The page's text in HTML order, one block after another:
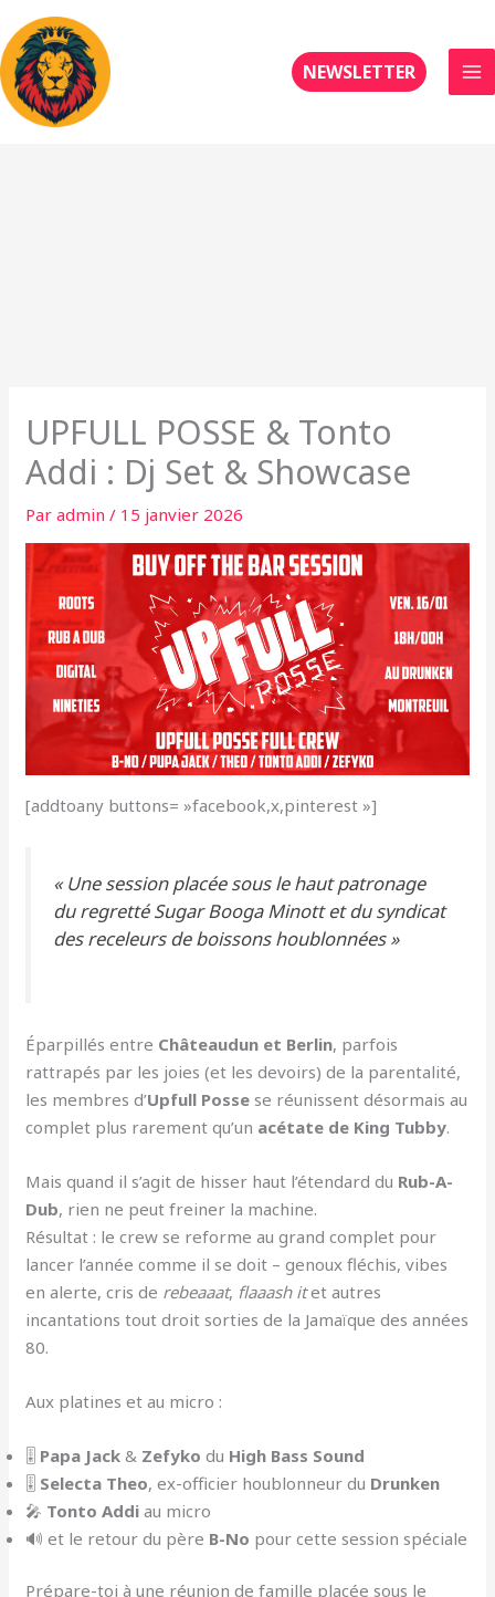
au
contenu
NEWSLETTER
UPFULL POSSE & Tonto
Addi : Dj Set & Showcase
Paradmin/ 15 janvier 2026
[addtoany buttons= »facebook,x,pinterest »]
« Une session placée sous le haut patronage
du regretté Sugar Booga Minott et du syndicat
des receleurs de boissons houblonnées »
Éparpillés entre Châteaudun et Berlin, parfois
rattrapés par les joies (et les devoirs) de la parentalité,
les membres d’Upfull Posse se réunissent désormais au
complet plus rarement qu’un acétate de King Tubby.
Mais quand il s’agit de hisser haut l’étendard du Rub-A-
Dub, rien ne peut freiner la machine.
Résultat : le crew se reforme au grand complet pour
lancer l’année comme il se doit – genoux fléchis, vibes
en alerte, cris de rebeaaat, flaaash itet autres
incantations tout droit sorties de la Jamaïque des années
80.
Aux platines et au micro :
🎚 Papa Jack & Zefyko du High Bass Sound
🎚 Selecta Theo, ex-officier houblonneur du Drunken
🎤 Tonto Addi au micro
🔊 et le retour du père B-No pour cette session spéciale
Prépare-toi à une réunion de famille placée sous le